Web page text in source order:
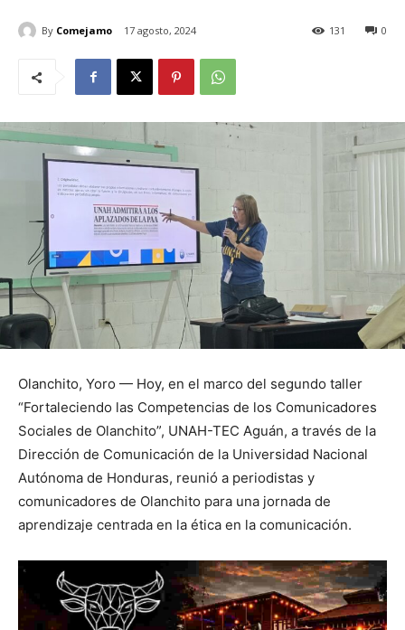
By Comejamo 17 agosto, 2024 0
131
Olanchito, Yoro — Hoy, en el marco del segundo taller
“Fortaleciendo las Competencias de los Comunicadores
Sociales de Olanchito”, UNAH-TEC Aguán, a través de la
Dirección de Comunicación de la Universidad Nacional
Autónoma de Honduras, reunió a periodistas y
comunicadores de Olanchito para una jornada de
aprendizaje centrada en la ética en la comunicación.